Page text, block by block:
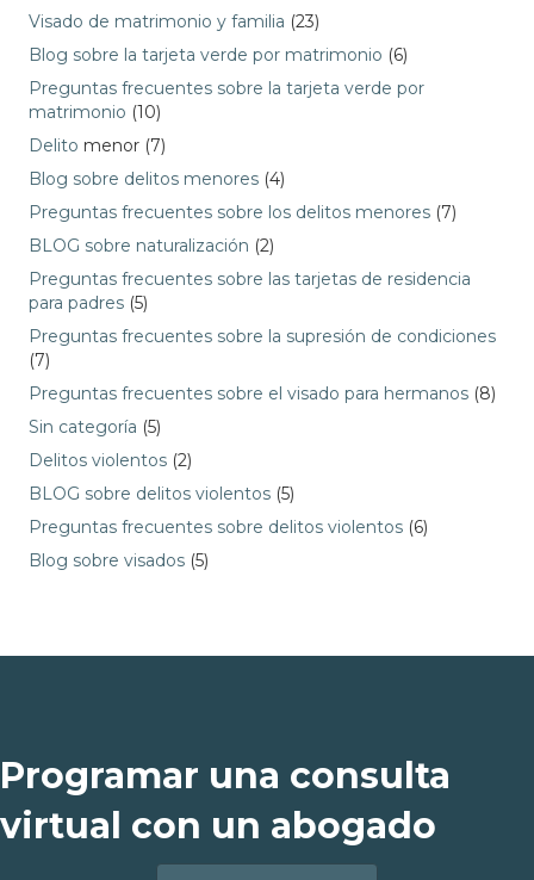
Visado de matrimonio y familia (23)
Blog sobre la tarjeta verde por matrimonio (6)
Preguntas frecuentes sobre la tarjeta verde por
matrimonio (10)
Delito menor (7)
Blog sobre delitos menores (4)
Preguntas frecuentes sobre los delitos menores (7)
BLOG sobre naturalización (2)
Preguntas frecuentes sobre las tarjetas de residencia
para padres (5)
Preguntas frecuentes sobre la supresión de condiciones
(7)
Preguntas frecuentes sobre el visado para hermanos (8)
Sin categoría (5)
Delitos violentos (2)
BLOG sobre delitos violentos (5)
Preguntas frecuentes sobre delitos violentos (6)
Blog sobre visados (5)
Programar una consulta
virtual con un abogado